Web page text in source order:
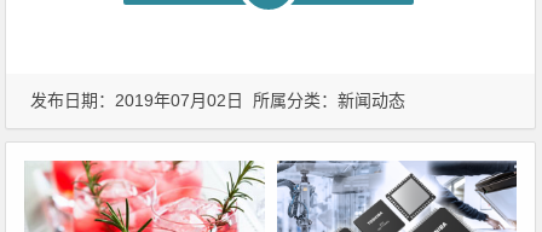
发布日期：2019年07月02日 所属分类：新闻动态